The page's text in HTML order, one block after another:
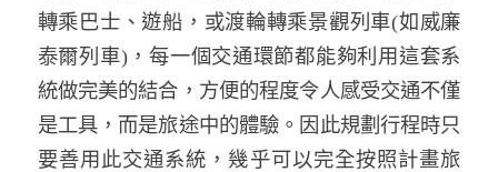
轉乘巴士、遊船，或渡輪轉乘景觀列車(如威廉
泰爾列車)，每一個交通環節都能夠利用這套系
統做完美的結合，方便的程度令人感受交通不僅
是工具，而是旅途中的體驗。因此規劃行程時只
要善用此交通系統，幾乎可以完全按照計畫旅